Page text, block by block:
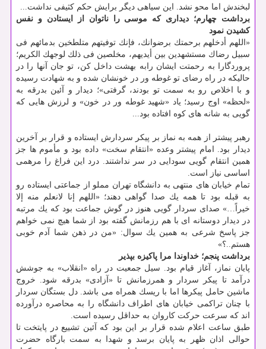
لبخندش اما محو نشد. این سیاهی دیگر برایش حكم كثیفی نداشت...
برداشت چهارم؛ دیداری كه موسی را ناتوان از ایستادن و نفس
كشیدن نمود
«اللهم أدخلهم برحمتك برضوانك، فإنك توفیتهم متلطخین بدمائهم فی
سبیل رضاك مستشهدین بین أیدیهم، مخلصین فی ذلك لوجهك الكریم؛
پروردگارا به رحمتت ایشان رابه بهشت داخل كن، تو جان آنها را در
حالیكه در راه رضای تو غوطه ور در خونشان شده و به شهادت رسیده
و با اخلاص رو به سمت تو بودند، گرفتی»؛ دیدار و آئین بدرقه به
«لحظه» اوج رسید؛ یاد «شهید غوطه ور در خون» و لرزش هایی كه
گویی به شانه های كوه افتاده بود...
رهبر پیشتر از همه به نماز بر پیكر سردارش ایستاده و قرار بر آخرین
دیدار بود. امام پیشتر وعده «انتقام سخت» داده بود و مأموم ها جز
همین انتقام گویی سودایی در سر نداشتند. درد این فراغ را مرهمی
اساسی نیاز است.
تمام خیابان های منتهی به دانشگاه تهران مملو از جماعتی ایستاده رو
به قبله بود تا همه یك صدا گواهی دهند؛ «اللهم إنا لانعلم منه إلا
خیراً…» صدای سردار گویی هنوز در گوش جماعت بود كه یك مرتبه
در دیدار دوستانه ای با هم رزمانش گفته بود از شما هیچ نمی خواهم
جز پاسخ شرعی به همین یك سوال: «من در ذهن شما آدم خوبی
هستم..؟»
برداشت پنجم؛ خداوندا مرا پاكیزه بپذیر
پایان نماز، آغاز قیام بود. سیل جمعیت در راه «انقلاب» به جوشش
درآمد تا پیكر سردار و همرزمانش تا «آزادی» بدرقه شود. خروج
ماشین حامل پیكرها اما با ریسك همراه می باشد. دل بستگان سردار
با چنان تراكمی خیابان های اطراف دانشگاه را به محاصره درآورده
اند كه سرعت حركت كاروان به حداقل رسیده است.
طبق ساعت اعلام شده قرار بر این بود كه آئین تشییع در پایتخت تا
حوالی اذان ظهر به پایان برسد و شهدا به سمت بارگاه حضرت